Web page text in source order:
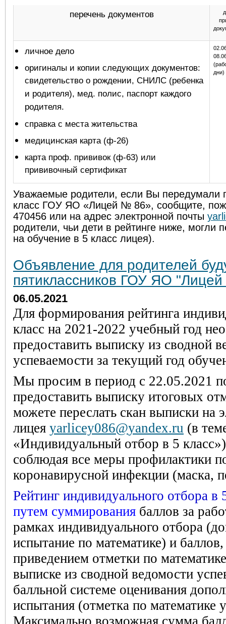
перечень документов
личное дело
оригиналы и копии следующих документов:
свидетельство о рождении, СНИЛС (ребенка
и родителя), мед. полис, паспорт каждого
родителя.
справка с места жительства
медицинская карта (ф-26)
карта проф. прививок (ф-63) или
прививочный сертификат
дни)
Уважаемые родители, если Вы передумали
класс ГОУ ЯО «Лицей № 86», сообщите,
470456 или на адрес электронной почты
родители, чьи дети в рейтинге ниже, могли
на обучение в 5 класс лицея).
Объявление для родителей
пятиклассников ГОУ ЯО
06.05.2021
Для формирования рейтинга
класс на 2021-2022 учебный год
предоставить выписку из сводной
успеваемости за текущий год
Мы просим в период с 22.05.2021
предоставить выписку итоговых
можете переслать скан выписки на
лицея yarlicey086@yandex.ru (в
«Индивидуальный отбор в 5
соблюдая все меры профилактики
коронавирусной инфекции (маска,
Рейтинг индивидуального отбора в
путем суммирования баллов за
рамках индивидуального отбора
испытание по математике) и
приведением отметки по
выписке из сводной ведомости
балльной системе оценивания
испытания (отметка по математике
Максимально возможная сумма